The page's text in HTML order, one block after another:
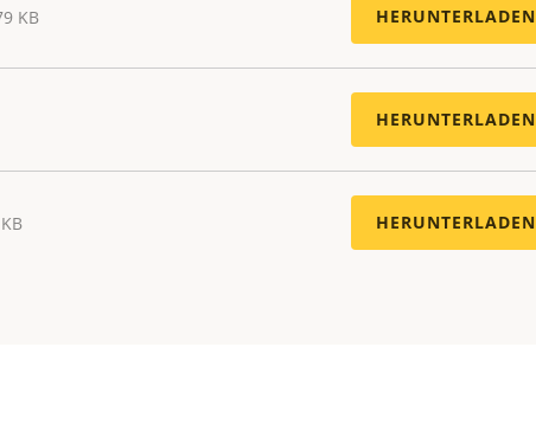
KB HERUNTERLADEN
HERUNTERLADEN
HERUNTERLADEN